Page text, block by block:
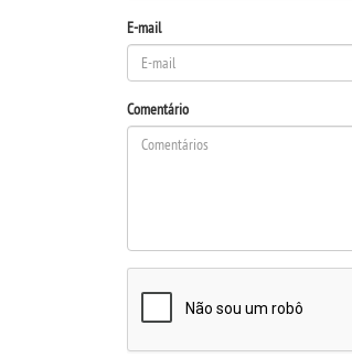
E-mail
Comentário